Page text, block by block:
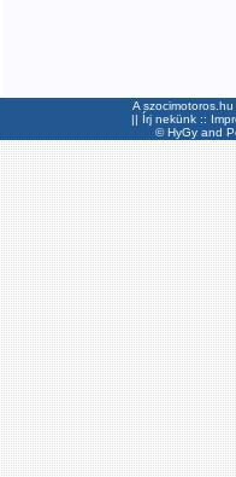
A
|| Írj nekünk ::
©HyGyand